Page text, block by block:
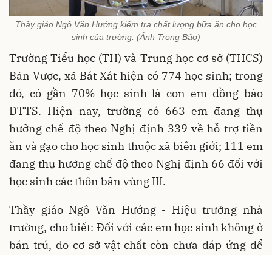
Thầy giáo Ngô Văn Hướng kiểm tra chất lượng bữa ăn cho học
sinh của trường. (Ảnh Trọng Bảo)
Trường Tiểu học (TH) và Trung học cơ sở (THCS)
Bản Vược, xã Bát Xát hiện có 774 học sinh; trong
đó, có gần 70% học sinh là con em dồng bào
DTTS. Hiện nay, trường có 663 em đang thụ
hưởng chế độ theo Nghị định 339 về hỗ trợ tiền
ăn và gạo cho học sinh thuộc xã biên giới; 111 em
đang thụ hưởng chế độ theo Nghị định 66 đối với
học sinh các thôn bản vùng III.
Thầy giáo Ngô Văn Hướng - Hiệu trưởng nhà
trường, cho biết: Đối với các em học sinh không ở
bán trú, do cơ sở vật chất còn chưa đáp ứng để